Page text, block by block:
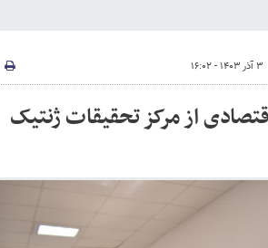
۳ آذر ۱۴۰۳ - ۱۶:۰۲
از مرکز تحقیقات ژنتیک